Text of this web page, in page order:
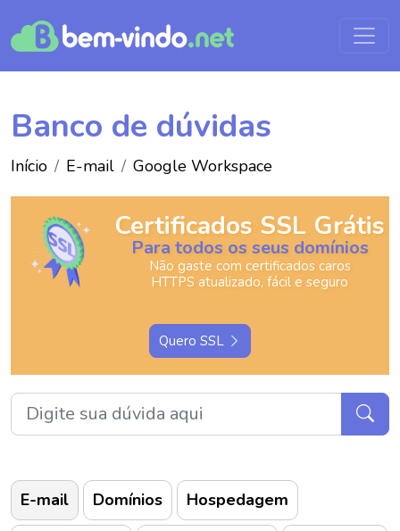
Banco de dúvidas
Início E-mail Google Workspace
Certificados SSL Grátis
Para todos os seus domínios
Não gaste com certificados caros
HTTPS atualizado, fácil e seguro
Quero SSL
E-mail Domínios Hospedagem